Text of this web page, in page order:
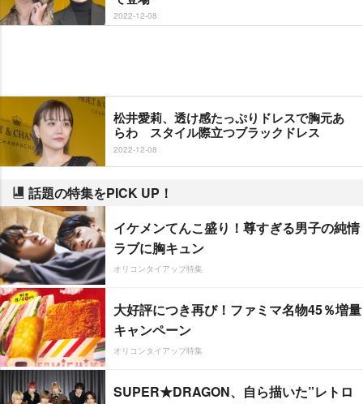
2022-12-08
松井愛莉、透け感たっぷりドレスで胸元あ
らわ スタイル際立つブラックドレス
2022-12-08
話題の特集をPICK UP！
イケメンてんこ盛り！尊すぎる男子の純情
ラブに胸キュン
オリコンタイアップ特集
大好評につき再び！ファミマ名物45％増量
キャンペーン
オリコンタイアップ特集
SUPER★DRAGON、自ら描いた”レトロ